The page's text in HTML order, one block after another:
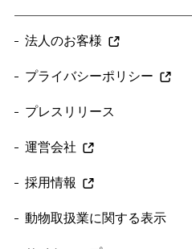
法人のお客様
プライバシーポリシー
プレスリリース
運営会社
採用情報
動物取扱業に関する表示